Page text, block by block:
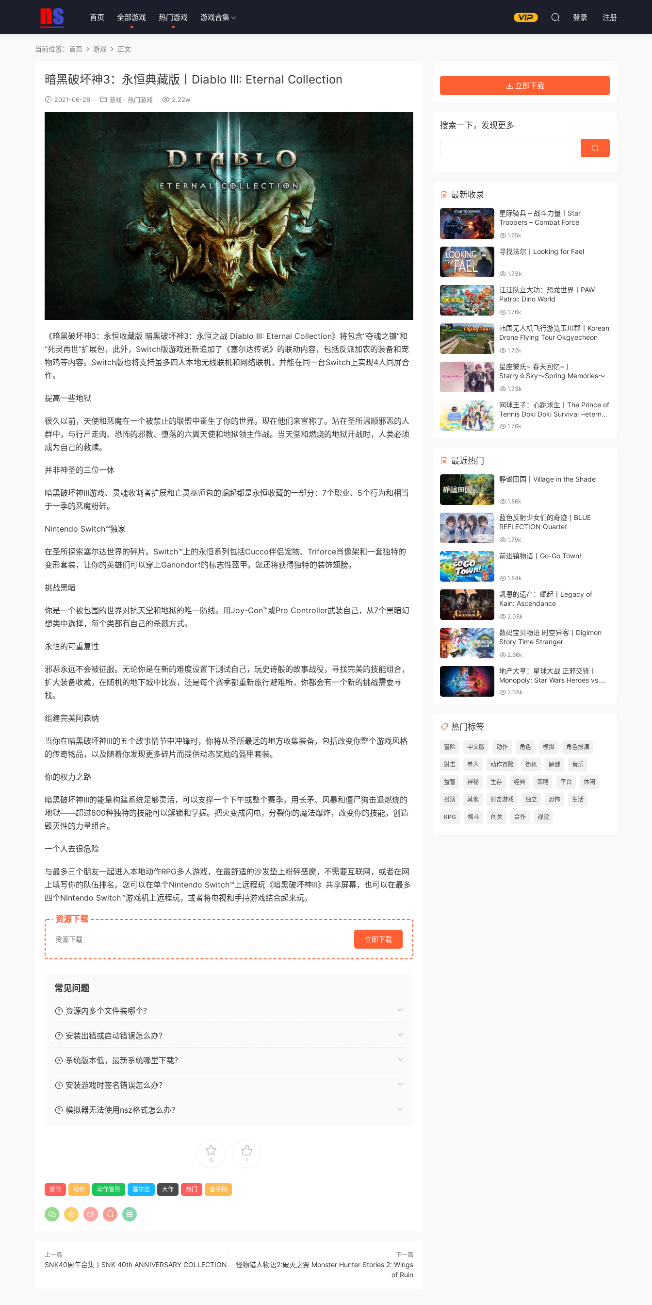
首页 全部游戏 热门游戏 游戏合集 登录 注册
当前位置： 首页 游戏 正文
暗黑破坏神3：永恒典藏版丨Diablo III: Eternal Collection
2021-06-28 游戏 · 热门游戏 2.22w
《暗黑破坏神3：永恒收藏版 暗黑破坏神3：永恒之战 Diablo III: Eternal Collection》将包含“夺魂之镰”和
“死灵再世”扩展包，此外，Switch版游戏还新追加了《塞尔达传说》的联动内容，包括反派加农的装备和宠
物鸡等内容。Switch版也将支持虽多四人本地无线联机和网络联机，并能在同一台Switch上实现4人同屏合
作。
提高一些地狱
很久以前，天使和恶魔在一个被禁止的联盟中诞生了你的世界。现在他们来宣称了。站在圣所温顺邪恶的人
群中，与行尸走肉、恐怖的邪教、堕落的六翼天使和地狱领主作战。当天堂和燃烧的地狱开战时，人类必须
成为自己的救赎。
并非神圣的三位一体
暗黑破坏神III游戏、灵魂收割者扩展和亡灵巫师包的崛起都是永恒收藏的一部分：7个职业、5个行为和相当
于一季的恶魔粉碎。
Nintendo Switch™独家
在圣所探索塞尔达世界的碎片。Switch™上的永恒系列包括Cucco伴侣宠物、Triforce肖像架和一套独特的
变形套装，让你的英雄们可以穿上Ganondorf的标志性盔甲。您还将获得独特的装饰翅膀。
挑战黑暗
你是一个被包围的世界对抗天堂和地狱的唯一防线。用Joy-Con™或Pro Controller武装自己，从7个黑暗幻
想类中选择，每个类都有自己的杀戮方式。
永恒的可重复性
邪恶永远不会被征服。无论你是在新的难度设置下测试自己，玩史诗般的故事战役，寻找完美的技能组合，
扩大装备收藏，在随机的地下城中比赛，还是每个赛季都重新旅行避难所，你都会有一个新的挑战需要寻
找。
组建完美阿森纳
当你在暗黑破坏神III的五个故事情节中冲锋时，你将从圣所最远的地方收集装备，包括改变你整个游戏风格
的传奇物品，以及随着你发现更多碎片而提供动态奖励的盔甲套装。
你的权力之路
暗黑破坏神III的能量构建系统足够灵活，可以支撑一个下午或整个赛季。用长矛、风暴和僵尸狗击退燃烧的
地狱——超过800种独特的技能可以解锁和掌握。把火变成闪电，分裂你的魔法爆炸，改变你的技能，创造
毁灭性的力量组合。
一个人去很危险
与最多三个朋友一起进入本地动作RPG多人游戏，在最舒适的沙发垫上粉碎恶魔，不需要互联网，或者在网
上填写你的队伍排名。您可以在单个Nintendo Switch™上远程玩《暗黑破坏神III》共享屏幕，也可以在最多
四个Nintendo Switch™游戏机上远程玩，或者将电视和手持游戏结合起来玩。
资源下载
资源下载 立即下载
常见问题
资源内多个文件装哪个？
安装出错或启动错误怎么办？
系统版本低，最新系统哪里下载？
安装游戏时签名错误怎么办？
模拟器无法使用nsz格式怎么办？
8 2
冒险 动作 动作冒险 塞尔达 大作 热门 金手指
上一篇
SNK40周年合集丨SNK 40th ANNIVERSARY COLLECTION
下一篇
怪物猎人物语2:破灭之翼 Monster Hunter Stories 2: Wings
of Ruin
立即下载
搜索一下，发现更多
最新收录
星际骑兵 – 战斗力量丨Star
Troopers – Combat Force
1.75k
寻找法尔丨Looking for Fael
1.73k
汪汪队立大功：恐龙世界丨PAW
Patrol: Dino World
1.76k
韩国无人机飞行游览玉川郡丨Korean
Drone Flying Tour Okgyecheon
1.72k
星座彼氏~ 春天回忆~丨
Starry☆Sky～Spring Memories～
1.73k
网球王子：心跳求生丨The Prince of
Tennis Doki Doki Survival ~eternal
passion! Tie break ♡ game~
1.76k
最近热门
静谧田园丨Village in the Shade
1.86k
蓝色反射少女们的奇迹丨BLUE
REFLECTION Quartet
1.79k
前进镇物语丨Go-Go Town!
1.84k
凯恩的遗产：崛起丨Legacy of
Kain: Ascendance
2.08k
数码宝贝物语 时空异客丨Digimon
Story Time Stranger
2.66k
地产大亨：星球大战 正邪交锋丨
Monopoly: Star Wars Heroes vs.
Villains
2.08k
热门标签
冒险 中文版 动作 角色 模拟 角色扮演
射击 单人 动作冒险 街机 解谜 音乐
益智 神秘 生存 经典 策略 平台 休闲
扮演 其他 射击游戏 独立 恐怖 生活
RPG 格斗 闯关 合作 视觉